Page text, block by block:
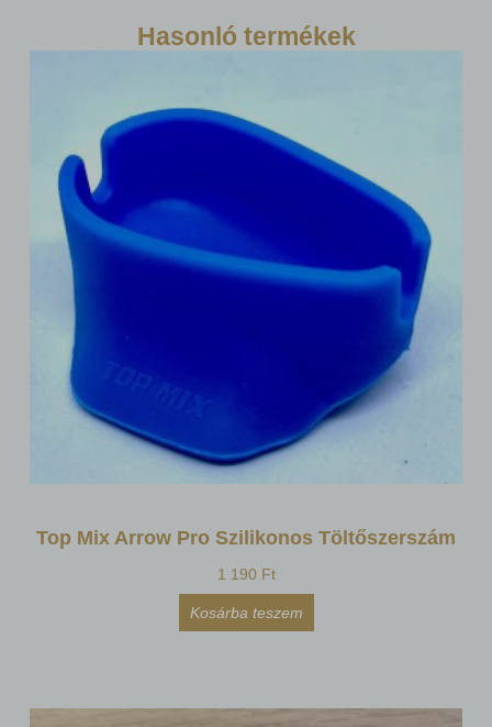
Hasonló termékek
Top Mix Arrow Pro Szilikonos Töltőszerszám
1 190 Ft
Kosárba teszem